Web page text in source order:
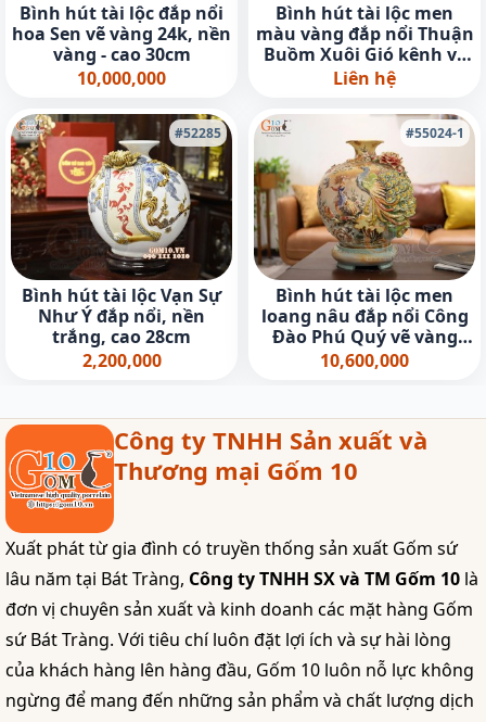
Bình hút tài lộc đắp nổi
hoa Sen vẽ vàng 24k, nền
vàng - cao 30cm
10,000,000
Bình hút tài lộc men
màu vàng đắp nổi Thuận
Buồm Xuôi Gió kênh vẽ
vàng 24k, cao 28cm
Liên hệ
#52285
Bình hút tài lộc Vạn Sự
Như Ý đắp nổi, nền
trắng, cao 28cm
2,200,000
#55024-1
Bình hút tài lộc men
loang nâu đắp nổi Công
Đào Phú Quý vẽ vàng
24k, cao 30cm
10,600,000
Công ty TNHH Sản xuất và
Thương mại Gốm 10
Xuất phát từ gia đình có truyền thống sản xuất Gốm sứ
lâu năm tại Bát Tràng, Công ty TNHH SX và TM Gốm 10 là
đơn vị chuyên sản xuất và kinh doanh các mặt hàng Gốm
sứ Bát Tràng. Với tiêu chí luôn đặt lợi ích và sự hài lòng
của khách hàng lên hàng đầu, Gốm 10 luôn nỗ lực không
ngừng để mang đến những sản phẩm và chất lượng dịch